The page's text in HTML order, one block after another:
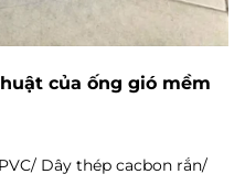
của ống gió mềm
Dây thép cacbon rắn/